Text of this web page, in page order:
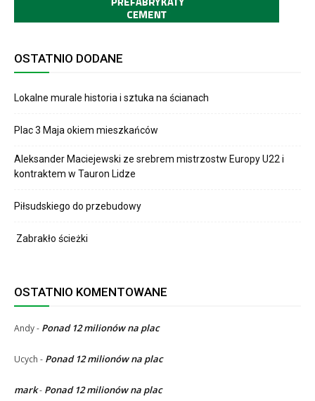
OSTATNIO DODANE
Lokalne murale historia i sztuka na ścianach
Plac 3 Maja okiem mieszkańców
Aleksander Maciejewski ze srebrem mistrzostw Europy U22 i
kontraktem w Tauron Lidze
Piłsudskiego do przebudowy
Zabrakło ścieżki
OSTATNIO KOMENTOWANE
Andy- Ponad 12 milionów na plac
Ucych - Ponad 12 milionów na plac
mark- Ponad 12 milionów na plac